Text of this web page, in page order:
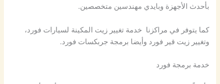
بأحدث الأجهزة وبايدي مهندسين متخصصين.
كما يتوفر في مراكزنا خدمة تغيير زيت المكينة لسيارات فورد،
وتغيير زيت قير فورد وأيضا برمجة جربكسات فورد.
خدمة برمجة فورد